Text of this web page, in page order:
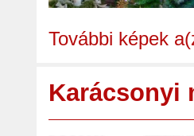
További képek
Karácsonyi